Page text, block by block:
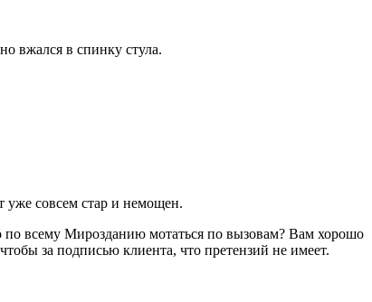
вжался в спинку стула.
уже совсем стар и немощен.
всему Мирозданию мотаться по вызовам? Вам хорошо
за подписью клиента, что претензий не имеет.